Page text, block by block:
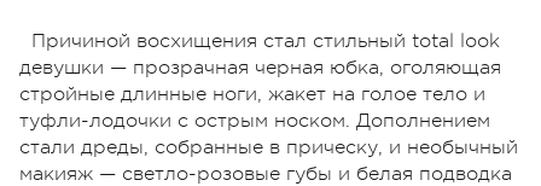
Причиной восхищения стал стильный total look
девушки — прозрачная черная юбка, оголяющая
стройные длинные ноги, жакет на голое тело и
туфли-лодочки с острым носком. Дополнением
стали дреды, собранные в прическу, и необычный
макияж — светло-розовые губы и белая подводка